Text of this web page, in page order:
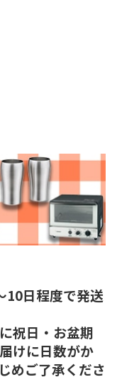
日程度で発送
祝日・お盆期
けに日数がか
めご了承くださ